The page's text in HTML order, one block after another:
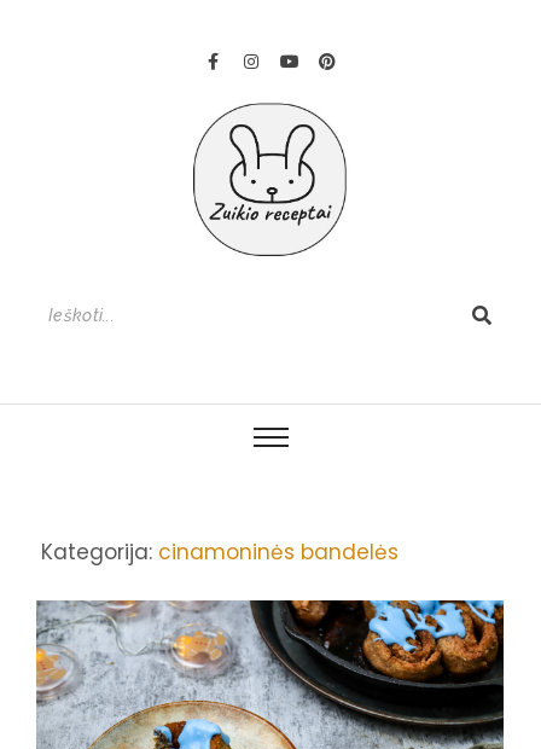
Kategorija: cinamoninės bandelės